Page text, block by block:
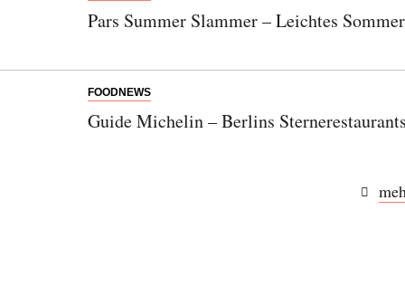
Pars Summer Slammer – Leichtes
FOODNEWS
Guide Michelin – Berlins